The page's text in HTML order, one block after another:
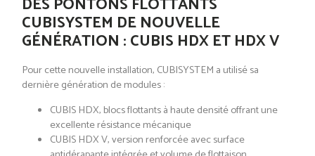
CUBISYSTEM DE NOUVELLE
GÉNÉRATION : CUBIS HDX ET HDX V
Pour cette nouvelle installation, CUBISYSTEM a utilisé sa
dernière génération de modules :
CUBIS HDX, blocs flottants à haute densité offrant une
excellente résistance mécanique
CUBIS HDX V, version renforcée avec surface